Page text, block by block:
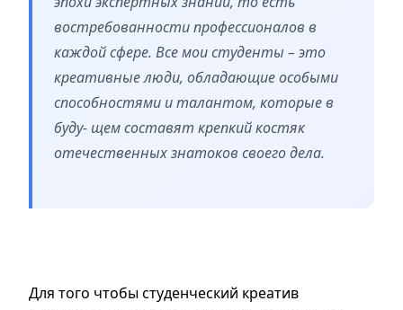
востребованности профессионалов в
каждой сфере. Все мои студенты – это
креативные люди, обладающие особыми
способностями и талантом, которые в
буду- щем составят крепкий костяк
отечественных знатоков своего дела.
Для того чтобы студенческий креатив